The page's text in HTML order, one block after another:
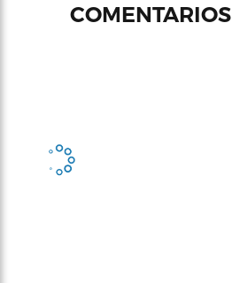
COMENTARIOS